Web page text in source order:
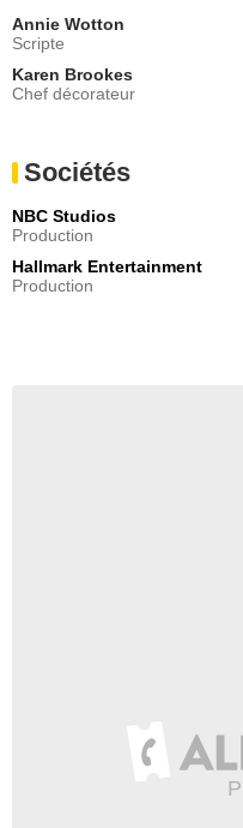
Annie Wotton
Scripte
Karen Brookes
Chef décorateur
Sociétés
NBC Studios
Production
Hallmark Entertainment
Production